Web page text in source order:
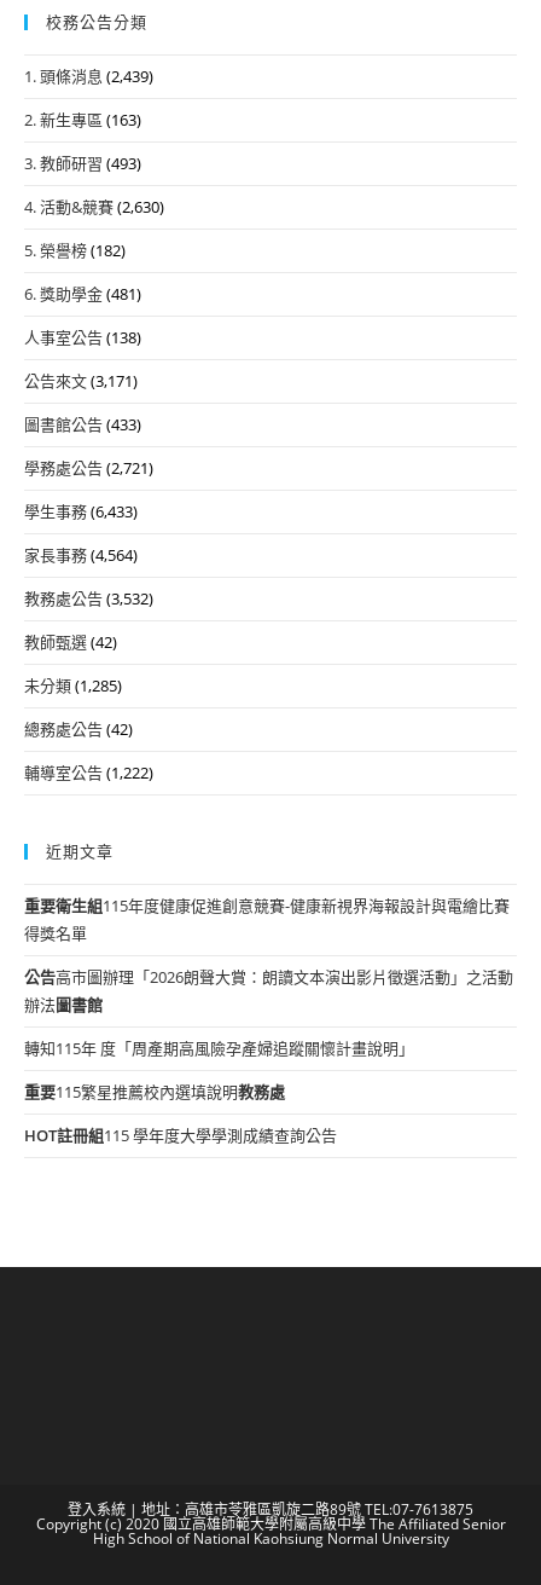
校務公告分類
1. 頭條消息 (2,439)
2. 新生專區 (163)
3. 教師研習 (493)
4. 活動&競賽(2,630)
5. 榮譽榜(182)
6. 獎助學金(481)
人事室公告(138)
公告來文(3,171)
圖書館公告(433)
學務處公告(2,721)
學生事務(6,433)
家長事務(4,564)
教務處公告(3,532)
教師甄選(42)
未分類(1,285)
總務處公告(42)
輔導室公告(1,222)
近期文章
重要衛生組115年度健康促進創意競賽-健康新視界海報設計與電繪比賽
得獎名單
公告高市圖辦理「2026朗聲大賞：朗讀文本演出影片徵選活動」之活動
辦法圖書館
轉知115年 度「周產期高風險孕產婦追蹤關懷計畫說明」
重要115繁星推薦校內選填說明教務處
HOT註冊組115 學年度大學學測成績查詢公告
登入系統 | 地址：高雄市苓雅區凱旋二路89號 TEL:07-7613875
Copyright (c) 2020 國立高雄師範大學附屬高級中學 The Affiliated Senior
High School of National Kaohsiung Normal University